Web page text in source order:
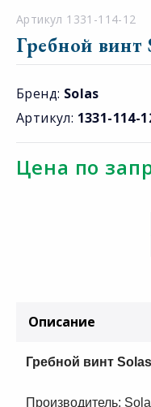
Артикул 1331-114-12
Гребной винт
Бренд: Solas
Артикул: 1331-114-
Цена по
Описание
Гребной винт
Производитель: